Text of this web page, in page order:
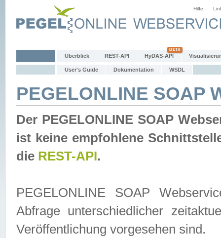
Hilfe
Überblick REST-API HyDAS-API
User's Guide Dokumentation WSDL
PEGELONLINE SOAP
Der PEGELONLINE SOAP
ist keine empfohlene
die REST-API.
PEGELONLINE SOAP
Abfrage unterschiedlicher
Veröffentlichung vorgesehen sind.